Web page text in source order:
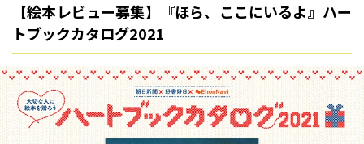
【絵本レビュー募集】『ほら、ここにいるよ』ハー
トブックカタログ2021